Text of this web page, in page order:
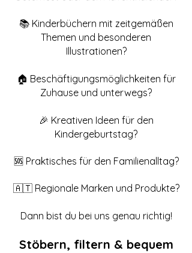
📚 Kinderbüchern mit zeitgemäßen
Themen und besonderen
Illustrationen?
🏠 Beschäftigungsmöglichkeiten für
Zuhause und unterwegs?
🎉 Kreativen Ideen für den
Kindergeburtstag?
🆘 Praktisches für den Familienalltag?
🇦🇹 Regionale Marken und Produkte?
Dann bist du bei uns genau richtig!
Stöbern, filtern & bequem